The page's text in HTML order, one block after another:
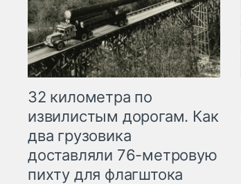
32 километра по
извилистым дорогам. Как
два грузовика
доставляли 76-метровую
пихту для флагштока